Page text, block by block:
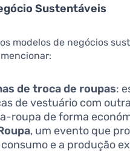
Sustentáveis
modelos de negócios
de troca de roupas:
de vestuário com
roupa de forma
, um evento que
e a produção